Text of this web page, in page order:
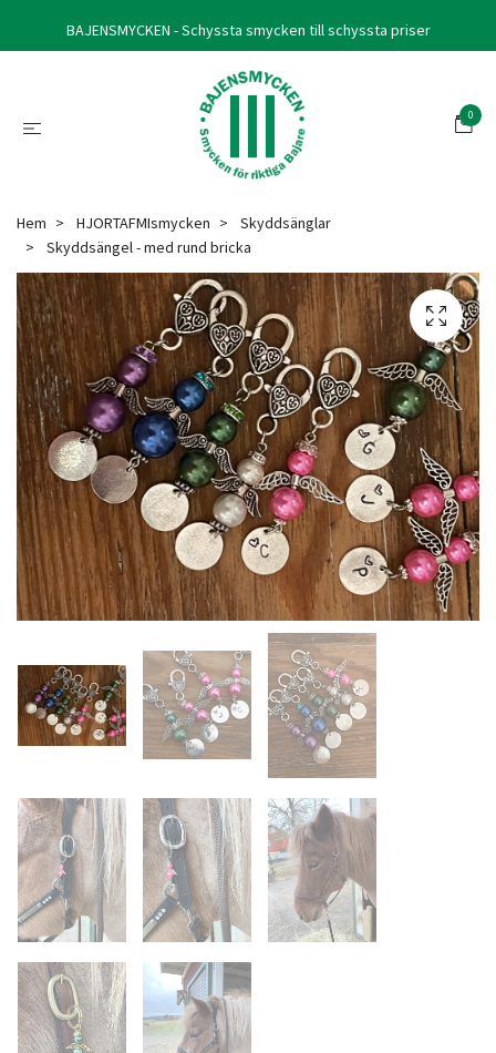
BAJENSMYCKEN - Schyssta smycken till schyssta priser
0
Hem HJORTAFMIsmycken
Skyddsänglar
Skyddsängel - med rund bricka